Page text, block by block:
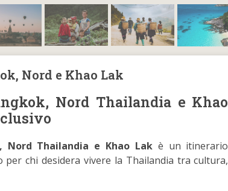
Nord e Khao Lak
Nord Thailandia e Khao
Nord Thailandia e Khao Lakè un itinerario
chi desidera vivere la Thailandia tra cultura,